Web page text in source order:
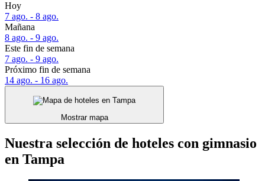
Hoy
7 ago. - 8 ago.
Mañana
8 ago. - 9 ago.
Este fin de semana
7 ago. - 9 ago.
Próximo fin de semana
14 ago. - 16 ago.
Mostrar mapa
Nuestra selección de hoteles con gimnasio
en Tampa